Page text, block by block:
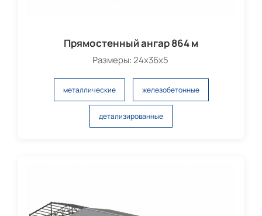
Прямостенный ангар 864 м
Размеры: 24х36х5
металлические железобетонные
детализированные